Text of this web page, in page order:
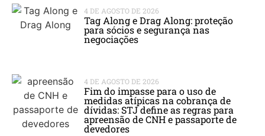
4 DE AGOSTO DE 2026
Tag Along e Drag Along: proteção
para sócios e segurança nas
negociações
4 DE AGOSTO DE 2026
Fim do impasse para o uso de
medidas atípicas na cobrança de
dívidas: STJ define as regras para
apreensão de CNH e passaporte de
devedores